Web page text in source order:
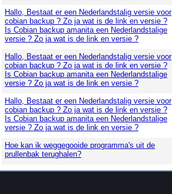
Hallo, Bestaat er een Nederlandstalig versie voor
cobian backup ? Zo ja wat is de link en versie ?
Is Cobian backup amanita een Nederlandstalige
versie ? Zo ja wat is de link en versie ?
Hallo, Bestaat er een Nederlandstalig versie voor
cobian backup ? Zo ja wat is de link en versie ?
Is Cobian backup amanita een Nederlandstalige
versie ? Zo ja wat is de link en versie ?
Hallo, Bestaat er een Nederlandstalig versie voor
cobian backup ? Zo ja wat is de link en versie ?
Is Cobian backup amanita een Nederlandstalige
versie ? Zo ja wat is de link en versie ?
Hoe kan ik weggegooide programma's uit de
prullenbak terughalen?